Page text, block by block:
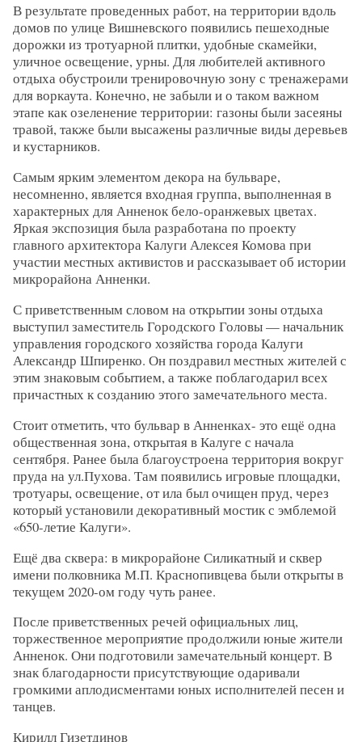
В результате проведенных работ, на территории вдоль
домов по улице Вишневского появились пешеходные
дорожки из тротуарной плитки, удобные скамейки,
уличное освещение, урны. Для любителей активного
отдыха обустроили тренировочную зону с тренажерами
для воркаута. Конечно, не забыли и о таком важном
этапе как озеленение территории: газоны были засеяны
травой, также были высажены различные виды деревьев
и кустарников.
Самым ярким элементом декора на бульваре,
несомненно, является входная группа, выполненная в
характерных для Анненок бело-оранжевых цветах.
Яркая экспозиция была разработана по проекту
главного архитектора Калуги Алексея Комова при
участии местных активистов и рассказывает об истории
микрорайона Анненки.
С приветственным словом на открытии зоны отдыха
выступил заместитель Городского Головы — начальник
управления городского хозяйства города Калуги
Александр Шпиренко. Он поздравил местных жителей с
этим знаковым событием, а также поблагодарил всех
причастных к созданию этого замечательного места.
Стоит отметить, что бульвар в Анненках- это ещё одна
общественная зона, открытая в Калуге с начала
сентября. Ранее была благоустроена территория вокруг
пруда на ул.Пухова. Там появились игровые площадки,
тротуары, освещение, от ила был очищен пруд, через
который установили декоративный мостик с эмблемой
«650-летие Калуги».
Ещё два сквера: в микрорайоне Силикатный и сквер
имени полковника М.П. Краснопивцева были открыты в
текущем 2020-ом году чуть ранее.
После приветственных речей официальных лиц,
торжественное мероприятие продолжили юные жители
Анненок. Они подготовили замечательный концерт. В
знак благодарности присутствующие одаривали
громкими аплодисментами юных исполнителей песен и
танцев.
Кирилл Гизетдинов